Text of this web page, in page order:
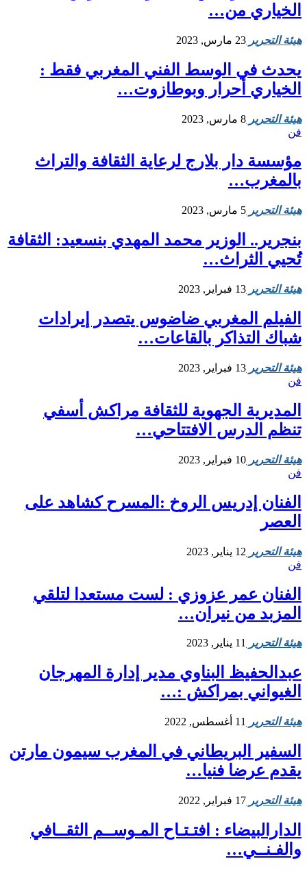
الخياري من…
هيئة التحرير 23 مارس, 2023
يحدث في الوسط الفني المغربي فقط :
الخياري أحرار وبوطازوت…
هيئة التحرير 8 مارس, 2023
فن
مؤسسة دار بلارج لرعاية الثقافة والتراث
بالمغرب…
هيئة التحرير 5 مارس, 2023
بنجرير.. الوزير محمد المهدي بنسعيد: الثقافة
تُحيي الثراث…
هيئة التحرير 13 فبراير, 2023
الفيلم المغربي ضاضوس يتصدر إيرادات
شباك التذاكر بالقاعات…
هيئة التحرير 13 فبراير, 2023
فن
المديرية الجهوية للثقافة مراكش أسفي
تنظم الدرس الافتتاحي…
هيئة التحرير 10 فبراير, 2023
فن
الفنان إدريس الروخ :المسرح كشاهد على
العصر
هيئة التحرير 12 يناير, 2023
فن
الفنان عمر عزوزي : لست مستعدا لتلقي
المزبد من نيران…
هيئة التحرير 11 يناير, 2023
عبدالحفيظ البناوي مدير إدارة المهرجان
الغيواني بمراكش :…
هيئة التحرير 11 أغسطس, 2022
السفير البريطاني في المغرب سيمون مارتن
يقدم عرضا فنيا…
هيئة التحرير 17 فبراير, 2022
الدارالبيضاء : افتـتـاح المـوســم الثقــافي
والفـنــي…